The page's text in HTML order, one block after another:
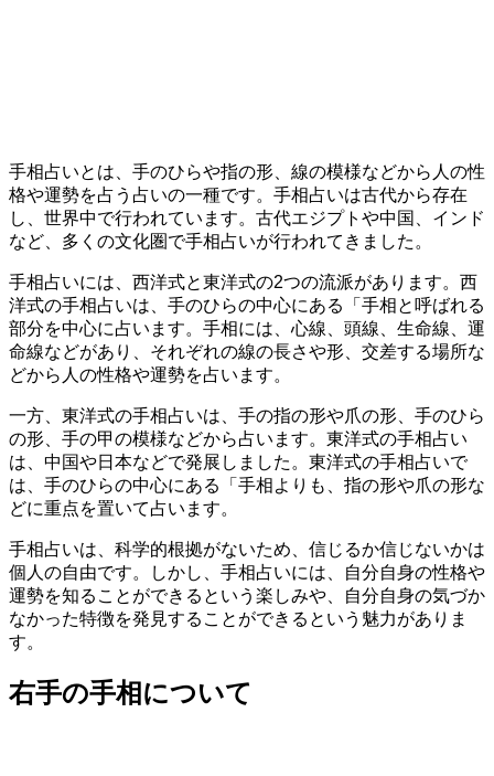
手相占いとは、手のひらや指の形、線の模様などから人の性
格や運勢を占う占いの一種です。手相占いは古代から存在
し、世界中で行われています。古代エジプトや中国、インド
など、多くの文化圏で手相占いが行われてきました。
手相占いには、西洋式と東洋式の2つの流派があります。西
洋式の手相占いは、手のひらの中心にある「手相と呼ばれる
部分を中心に占います。手相には、心線、頭線、生命線、運
命線などがあり、それぞれの線の長さや形、交差する場所な
どから人の性格や運勢を占います。
一方、東洋式の手相占いは、手の指の形や爪の形、手のひら
の形、手の甲の模様などから占います。東洋式の手相占い
は、中国や日本などで発展しました。東洋式の手相占いで
は、手のひらの中心にある「手相よりも、指の形や爪の形な
どに重点を置いて占います。
手相占いは、科学的根拠がないため、信じるか信じないかは
個人の自由です。しかし、手相占いには、自分自身の性格や
運勢を知ることができるという楽しみや、自分自身の気づか
なかった特徴を発見することができるという魅力がありま
す。
右手の手相について